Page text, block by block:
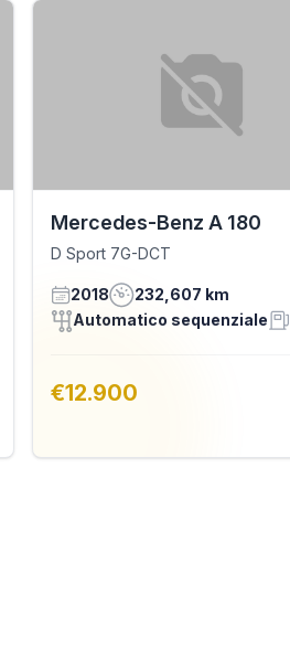
Mercedes-Benz A 180
D Sport 7G-DCT
2018
232,607 km
Automatico sequenziale
€12.900